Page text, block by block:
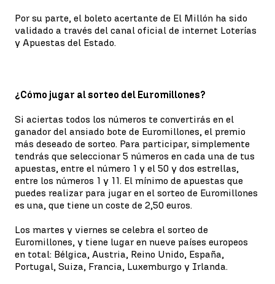
Por su parte, el boleto acertante de El Millón ha sido
validado a través del canal oficial de internet Loterías
y Apuestas del Estado.
¿Cómo jugar al sorteo del Euromillones?
Si aciertas todos los números te convertirás en el
ganador del ansiado bote de Euromillones, el premio
más deseado de sorteo. Para participar, simplemente
tendrás que seleccionar 5 números en cada una de tus
apuestas, entre el número 1 y el 50 y dos estrellas,
entre los números 1 y 11. El mínimo de apuestas que
puedes realizar para jugar en el sorteo de Euromillones
es una, que tiene un coste de 2,50 euros.
Los martes y viernes se celebra el sorteo de
Euromillones, y tiene lugar en nueve países europeos
en total: Bélgica, Austria, Reino Unido, España,
Portugal, Suiza, Francia, Luxemburgo y Irlanda.